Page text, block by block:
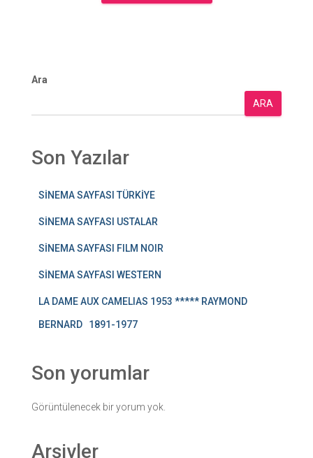
Ara
ARA
Son Yazılar
SİNEMA SAYFASI TÜRKİYE
SİNEMA SAYFASI USTALAR
SİNEMA SAYFASI FILM NOIR
SİNEMA SAYFASI WESTERN
LA DAME AUX CAMELIAS 1953 ***** RAYMOND
BERNARD 1891-1977
Son yorumlar
Görüntülenecek bir yorum yok.
Arşivler